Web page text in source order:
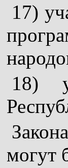
17)
18)
могут